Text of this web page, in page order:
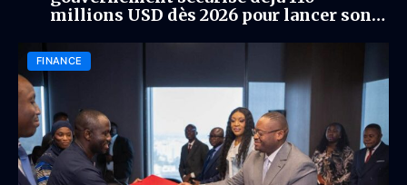
millions USD dès 2026 pour lancer son
FINANCE